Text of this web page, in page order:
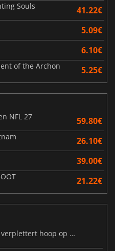
Souls 41.22€
5.09€
6.10€
of the Archon 5.25€
NFL 27
59.80€
26.10€
39.00€
21.22€
Steam Frame-prijs lekt uit en verplettert hoop op betaalbare VR